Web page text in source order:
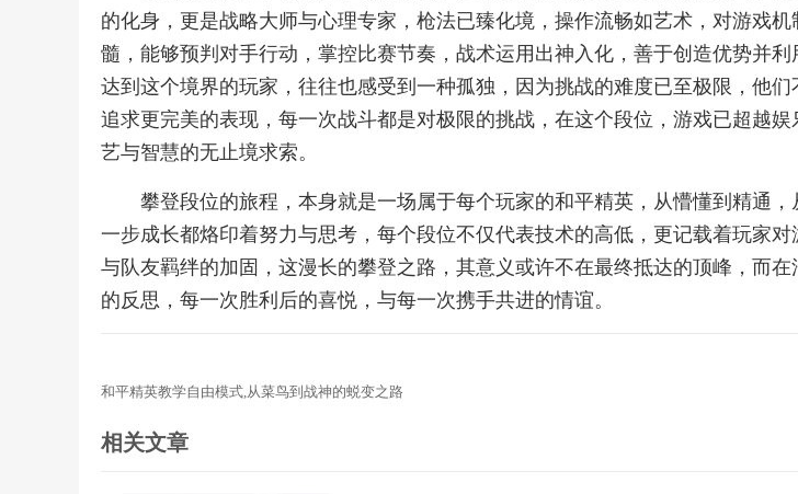
的化身，更是战略大师与心理专家，枪法已臻化境，操作流畅如艺术，对游戏机
髓，能够预判对手行动，掌控比赛节奏，战术运用出神入化，善于创造优势并利
达到这个境界的玩家，往往也感受到一种孤独，因为挑战的难度已至极限，他们
追求更完美的表现，每一次战斗都是对极限的挑战，在这个段位，游戏已超越娱
艺与智慧的无止境求索。
攀登段位的旅程，本身就是一场属于每个玩家的和平精英，从懵懂到精通
一步成长都烙印着努力与思考，每个段位不仅代表技术的高低，更记载着玩家对
与队友羁绊的加固，这漫长的攀登之路，其意义或许不在最终抵达的顶峰，而
的反思，每一次胜利后的喜悦，与每一次携手共进的情谊。
和平精英教学自由模式,从菜鸟到战神的蜕变之路
相关文章